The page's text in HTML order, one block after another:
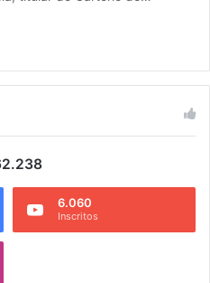
6.060
Inscritos